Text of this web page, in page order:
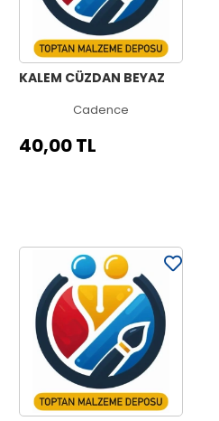
KALEM CÜZDAN BEYAZ
Cadence
40,00 TL